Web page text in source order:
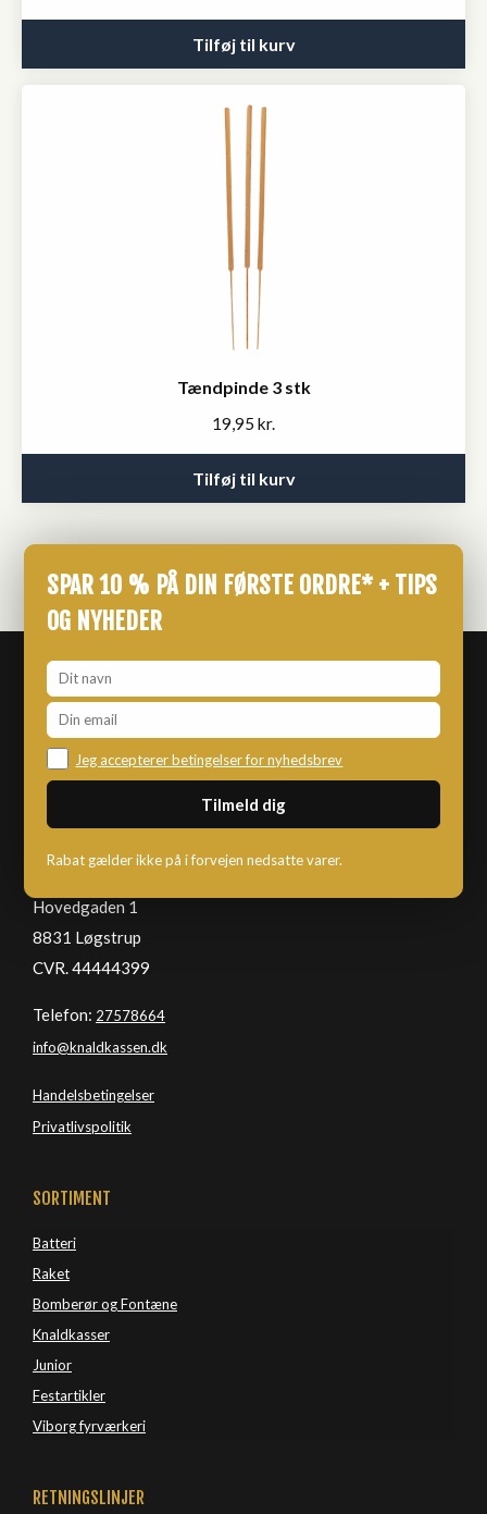
Tilføj til kurv
Tændpinde 3 stk
19,95 kr.
Tilføj til kurv
KNALDKASSEN
Hovedgaden 1
8831 Løgstrup
CVR. 44444399
Telefon: 27578664
info@knaldkassen.dk
Handelsbetingelser
Privatlivspolitik
SORTIMENT
Batteri
Raket
Bomberør og Fontæne
Knaldkasser
Junior
Festartikler
Viborg fyrværkeri
RETNINGSLINJER
SPAR 10 % PÅ DIN FØRSTE ORDRE* + TIPS
OG NYHEDER
Jeg accepterer betingelser for nyhedsbrev
Rabat gælder ikke på i forvejen nedsatte varer.